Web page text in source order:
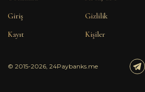
Giriş
Kayıt
Gizlilik
Kişiler
© 2015-2026, 24Paybanks.me